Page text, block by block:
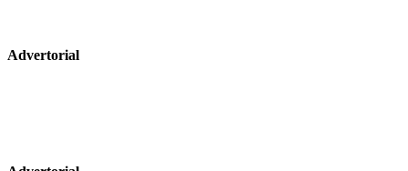
Advertorial